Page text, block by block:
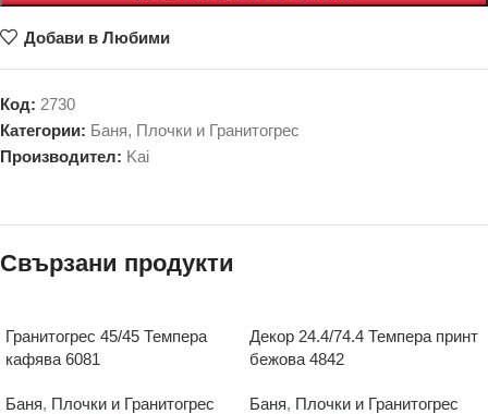
Добави в Любими
Код: 2730
Категории: Баня, Плочки и Гранитогрес
Производител: Kai
Свързани продукти
Гранитогрес 45/45 Темпера
кафява 6081
Баня, Плочки и Гранитогрес
Декор 24.4/74.4 Темпера принт
бежова 4842
Баня, Плочки и Гранитогрес